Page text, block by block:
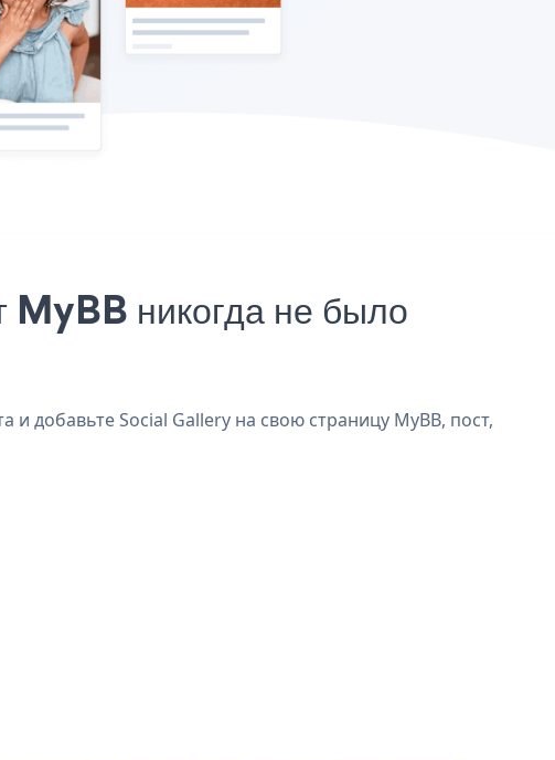
никогда не было
и добавьте Social Gallery на свою страницу MyBB, пост,